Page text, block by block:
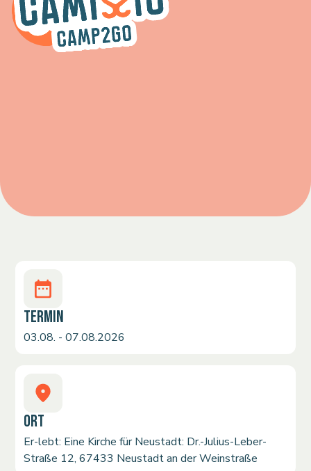
TERMIN
03.08. - 07.08.2026
ORT
Er-lebt: Eine Kirche für Neustadt: Dr.-Julius-Leber-
Straße 12, 67433 Neustadt an der Weinstraße